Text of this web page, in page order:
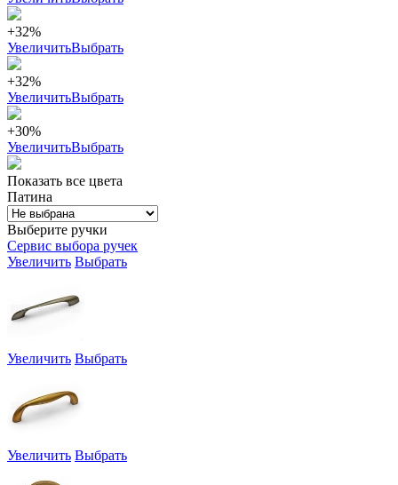
+32%
УвеличитьВыбрать
+32%
УвеличитьВыбрать
+30%
УвеличитьВыбрать
Показать все цвета
Патина
Выберите ручки
Сервис выбора ручек
Увеличить Выбрать
Увеличить Выбрать
Увеличить Выбрать